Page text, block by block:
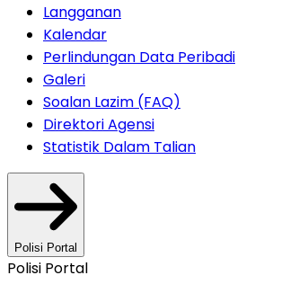
Langganan
Kalendar
Perlindungan Data Peribadi
Galeri
Soalan Lazim (FAQ)
Direktori Agensi
Statistik Dalam Talian
Polisi Portal
Polisi Portal